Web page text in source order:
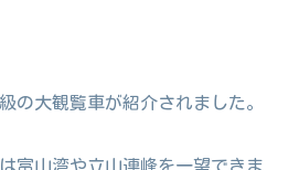
の大観覧車が紹介されました。
富山湾や立山連峰を一望できま